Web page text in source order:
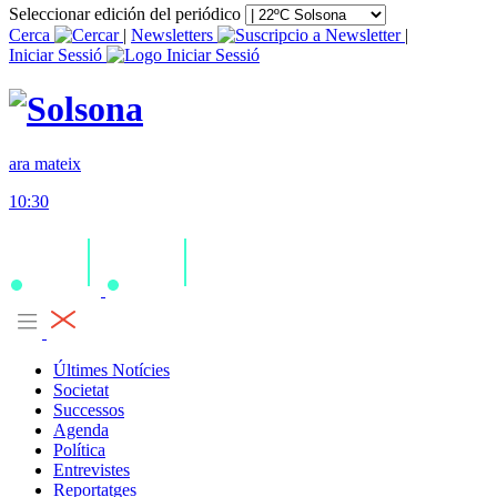
Seleccionar edición del periódico
Cerca
| Newsletters
|
Iniciar Sessió
ara mateix
10:30
Últimes Notícies
Societat
Successos
Agenda
Política
Entrevistes
Reportatges